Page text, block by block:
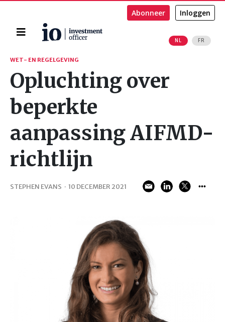
Home
NL FR
Abonneer Inloggen
Zoeken
WET- EN REGELGEVING
Opluchting over
beperkte
aanpassing AIFMD-
richtlijn
STEPHEN EVANS · 10 DECEMBER 2021